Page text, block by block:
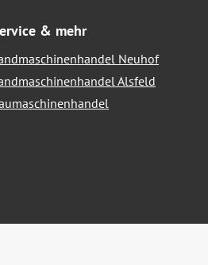
& mehr
Neuhof
Alsfeld